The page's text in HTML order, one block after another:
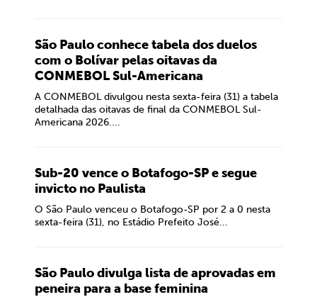
São Paulo conhece tabela dos duelos
com o Bolívar pelas oitavas da
CONMEBOL Sul-Americana
A CONMEBOL divulgou nesta sexta-feira (31) a tabela
detalhada das oitavas de final da CONMEBOL Sul-
Americana 2026....
Sub-20 vence o Botafogo-SP e segue
invicto no Paulista
O São Paulo venceu o Botafogo-SP por 2 a 0 nesta
sexta-feira (31), no Estádio Prefeito José...
São Paulo divulga lista de aprovadas em
peneira para a base feminina